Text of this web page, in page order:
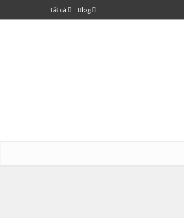
Tất cả Blog